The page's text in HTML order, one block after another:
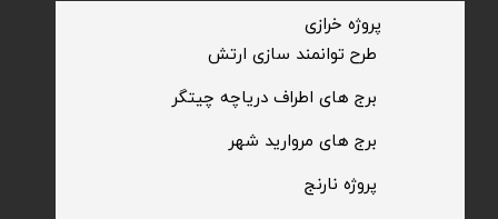
​طرح توانمند سازی ارتش
​پروژه خرازی
​پروژه نارنج
​برج های اطراف دریاچه چیتگر
​برج های مروارید شهر